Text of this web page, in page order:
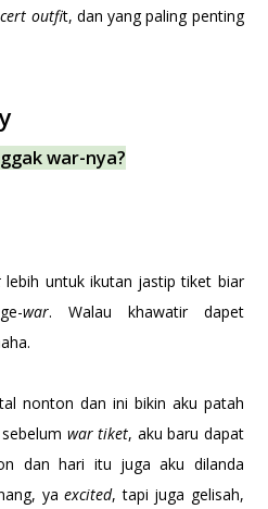
outfit, dan yang paling penting
war-nya?
lebih untuk ikutan jastip tiket biar
war. Walau khawatir dapet
nonton dan ini bikin aku patah
war tiket, aku baru dapat
dan hari itu juga aku dilanda
yaexcited, tapi juga gelisah,